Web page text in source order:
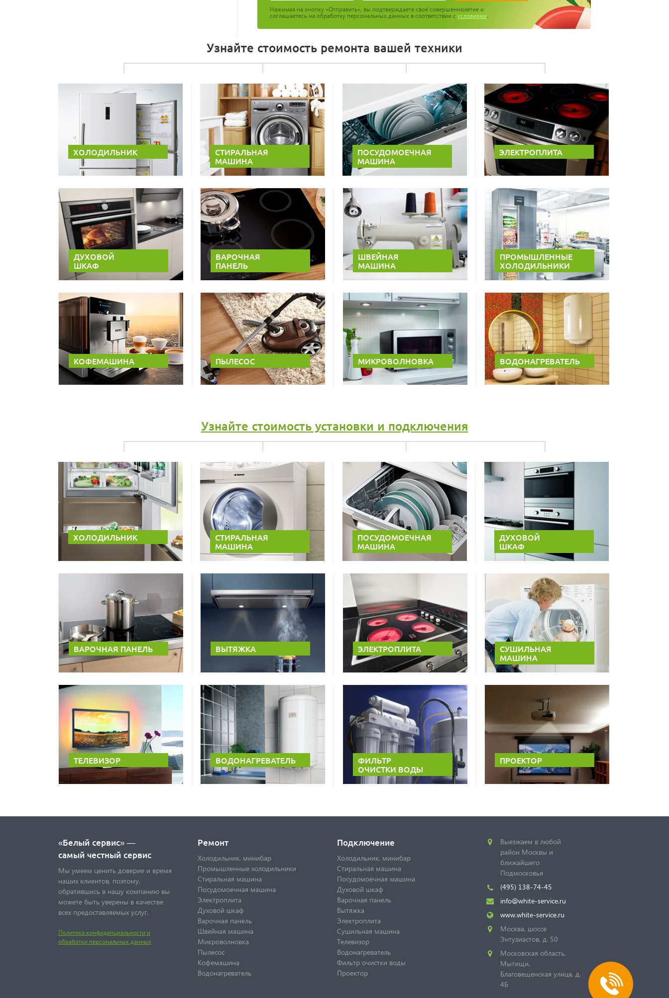
Нажимая на кнопку «Отправить», вы подтверждаете своё совершеннолетие и
соглашаетесь на обработку персональных данных в соответствии с условиями.
Узнайте стоимость ремонта вашей техники
ХОЛОДИЛЬНИК
СТИРАЛЬНАЯ
МАШИНА
ПОСУДОМОЕЧНАЯ
МАШИНА
ЭЛЕКТРОПЛИТА
ДУХОВОЙ
ШКАФ
ВАРОЧНАЯ
ПАНЕЛЬ
ШВЕЙНАЯ
МАШИНА
ПРОМЫШЛЕННЫЕ
ХОЛОДИЛЬНИКИ
КОФЕМАШИНА ПЫЛЕСОС МИКРОВОЛНОВКА ВОДОНАГРЕВАТЕЛЬ
Узнайте стоимость установки и подключения
ХОЛОДИЛЬНИК
СТИРАЛЬНАЯ
МАШИНА
ПОСУДОМОЕЧНАЯ
МАШИНА
ДУХОВОЙ
ШКАФ
ВАРОЧНАЯ ПАНЕЛЬ ВЫТЯЖКА ЭЛЕКТРОПЛИТА
СУШИЛЬНАЯ
МАШИНА
ТЕЛЕВИЗОР ВОДОНАГРЕВАТЕЛЬ
ФИЛЬТР
ОЧИСТКИ ВОДЫ
ПРОЕКТОР
«Белый сервис» —
самый честный сервис
Мы умеем ценить доверие и время
наших клиентов, поэтому,
обратившись в нашу компанию вы
можете быть уверены в качестве
всех предоставляемых услуг.
Политика конфиденциальности и
обработки персональных данных
Ремонт
Холодильник, минибар
Промышленные холодильники
Стиральная машина
Посудомоечная машина
Электроплита
Духовой шкаф
Варочная панель
Швейная машина
Микроволновка
Пылесос
Кофемашина
Водонагреватель
Подключение
Холодильник, минибар
Стиральная машина
Посудомоечная машина
Духовой шкаф
Варочная панель
Вытяжка
Электроплита
Сушильная машина
Телевизор
Водонагреватель
Фильтр очистки воды
Проектор
Выезжаем в любой
район Москвы и
ближайшего
Подмосковья
(495) 138-74-45
info@white-service.ru
www.white-service.ru
Москва, шоссе
Энтузиастов, д. 50
Московская область,
Мытищи,
Благовещенская улица, д.
4Б